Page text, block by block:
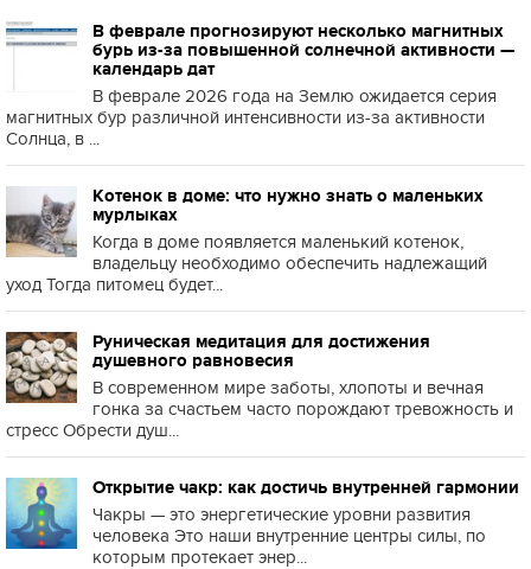
В феврале прогнозируют несколько магнитных
бурь из-за повышенной солнечной активности —
календарь дат
В феврале 2026 года на Землю ожидается серия
магнитных бур различной интенсивности из-за активности
Солнца, в ...
Котенок в доме: что нужно знать о маленьких
мурлыках
Когда в доме появляется маленький котенок,
владельцу необходимо обеспечить надлежащий
уход Тогда питомец будет...
Руническая медитация для достижения
душевного равновесия
В современном мире заботы, хлопоты и вечная
гонка за счастьем часто порождают тревожность и
стресс Обрести душ...
Открытие чакр: как достичь внутренней гармонии
Чакры — это энергетические уровни развития
человека Это наши внутренние центры силы, по
которым протекает энер...